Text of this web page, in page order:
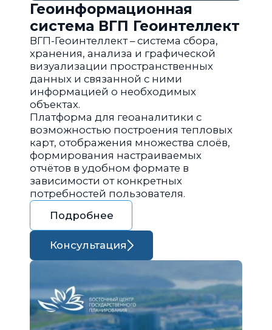
Геоинформационная
система ВГП Геоинтеллект
ВГП-Геоинтеллект – система сбора,
хранения, анализа и графической
визуализации пространственных
данных и связанной с ними
информацией о необходимых
объектах.
Платформа для геоаналитики с
возможностью построения тепловых
карт, отображения множества слоёв,
формирования настраиваемых
отчётов в удобном формате в
зависимости от конкретных
потребностей пользователя.
Подробнее
Консультация